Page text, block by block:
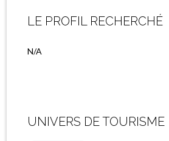
LE PROFIL RECHERCHÉ
N/A
UNIVERS DE TOURISME